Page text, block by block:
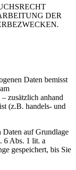
DER
Daten bemisst
zusätzlich anhand
(z.B. handels- und
Daten auf Grundlage
6 Abs. 1 lit. a
gespeichert, bis Sie